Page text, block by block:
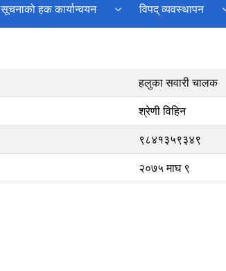
सूचनाको हक कार्यान्वयन विपद् व्यवस्थापन
हलुका सवारी चालक
श्रेणी विहिन
९८४१३५९३४९
२०७५ माघ ९